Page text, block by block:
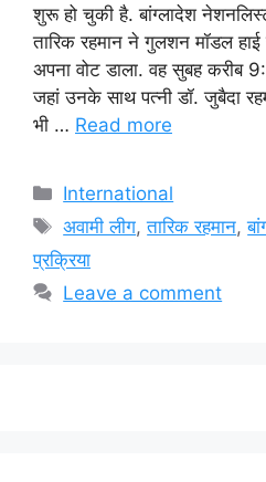
शुरू हो चुकी है. बांग्लादेश नेशनलिस्ट
तारिक रहमान ने गुलशन मॉडल
अपना वोट डाला. वह सुबह करीब
जहां उनके साथ पत्नी डॉ. जुबैदा
भी … Read more
Categories
International
Tags
अवामी लीग,तारिक रहमान,
प्रक्रिया
Leave a comment